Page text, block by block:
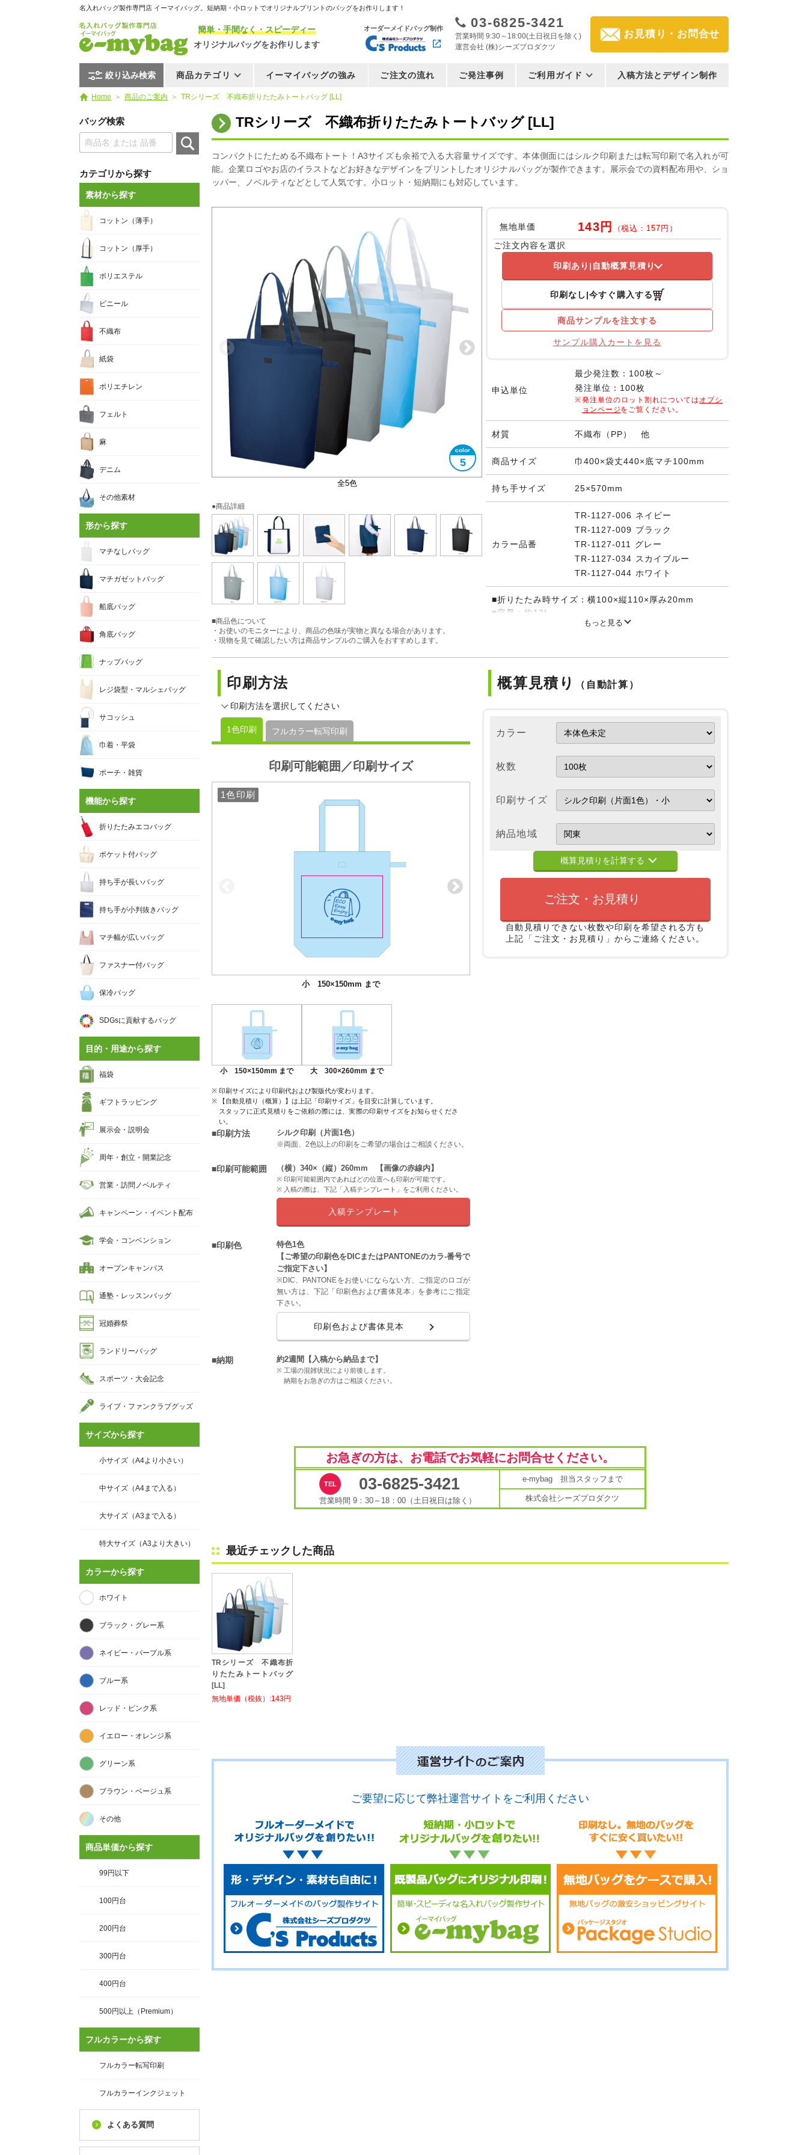
名入れバッグ製作専門店 イーマイバッグ。短納期・小ロットでオリジナルプリントのバッグをお作りします！
簡単・手間なく・スピーディー
オリジナルバッグをお作りします
オーダーメイドバッグ制作 03-6825-3421
営業時間 9:30～18:00(土日祝日を除く)
運営会社 (株)シーズプロダクツ
お見積り・お問合せ
商品カテゴリ イーマイバッグの強み ご注文の流れ ご発注事例 ご利用ガイド 入稿方法とデザイン制作
絞り込み検索
Home 商品のご案内 TRシリーズ 不織布折りたたみトートバッグ [LL]
TRシリーズ 不織布折りたたみトートバッグ [LL]
コンパクトにたためる不織布トート！A3サイズも余裕で入る大容量サイズです。本体側面にはシルク印刷または転写印刷で名入れが可
能。企業ロゴやお店のイラストなどお好きなデザインをプリントしたオリジナルバッグが製作できます。展示会での資料配布用や、ショ
ッパー、ノベルティなどとして人気です。小ロット・短納期にも対応しています。
全5色
5
A3サイズ対応
コンパクトに折りたたむことができます
大きさイメージ
●商品詳細
■商品色について
・お使いのモニターにより、商品の色味が実物と異なる場合があります。
・現物を見て確認したい方は商品サンプルのご購入をおすすめします。
無地単価 143円 （税込：157円）
ご注文内容を選択
印刷あり 自動概算見積り
印刷なし 今すぐ購入する
商品サンプルを注文する
サンプル購入カートを見る
申込単位
最少発注数：100枚～
発注単位：100枚
発注単位のロット割れについては オプシ
ョンページをご覧ください。
材質 不織布（PP） 他
商品サイズ 巾400×袋丈440×底マチ100mm
持ち手サイズ 25×570mm
カラー品番
TR-1127-006 ネイビー
TR-1127-009 ブラック
TR-1127-011 グレー
TR-1127-034 スカイブルー
TR-1127-044 ホワイト
■折りたたみ時サイズ：横100×縦110×厚み20mm
■容量：約13L
※印刷後の折りたたみ納品は承れませんのでご了承くだ
さいませ。
もっと見る
印刷方法
印刷方法を選択してください
1色印刷 フルカラー転写印刷
印刷可能範囲／印刷サイズ
1色印刷
小 150×150mm まで
1色印刷
大 300×260mm まで
小 150×150mm まで 大 300×260mm まで
印刷サイズにより印刷代および製版代が変わります。
【自動見積り（概算）】は上記「印刷サイズ」を目安に計算しています。
スタッフに正式見積りをご依頼の際には、実際の印刷サイズをお知らせくださ
い。
■印刷方法 シルク印刷（片面1色）
※両面、2色以上の印刷をご希望の場合はご相談ください。
■印刷可能範囲 （横）340×（縦）260mm 【画像の赤線内】
印刷可能範囲内であればどの位置へも印刷が可能です。
入稿の際は、下記「入稿テンプレート」をご利用ください。
入稿テンプレート
■印刷色
特色1色
【ご希望の印刷色をDICまたはPANTONEのカラ-番号で
ご指定下さい】
※DIC、PANTONEをお使いにならない方、ご指定のロゴが
無い方は、下記「印刷色および書体見本」を参考にご指定
下さい。
印刷色および書体見本
■納期 約2週間【入稿から納品まで】
工場の混雑状況により前後します。
納期をお急ぎの方はご相談ください。
概算見積り （自動計算）
カラー
枚数
印刷サイズ
納品地域
概算見積りを計算する
ご注文・お見積り
自動見積りできない枚数や印刷を希望される方も
上記「ご注文・お見積り」からご連絡ください。
お急ぎの方は、お電話でお気軽にお問合せください。
03-6825-3421
営業時間 9：30～18：00（土日祝日は除く）
e-mybag 担当スタッフまで
株式会社シーズプロダクツ
最近チェックした商品
TRシリーズ 不織布折
りたたみトートバッグ
[LL]
無地単価（税抜）:143円
ご要望に応じて弊社運営サイトをご利用ください
バッグ検索
カテゴリから探す
素材から探す
コットン（薄手）
コットン（厚手）
ポリエステル
ビニール
不織布
紙袋
ポリエチレン
フェルト
麻
デニム
その他素材
形から探す
マチなしバッグ
マチガゼットバッグ
船底バッグ
角底バッグ
ナップバッグ
レジ袋型・マルシェバッグ
サコッシュ
巾着・平袋
ポーチ・雑貨
機能から探す
折りたたみエコバッグ
ポケット付バッグ
持ち手が長いバッグ
持ち手が小判抜きバッグ
マチ幅が広いバッグ
ファスナー付バッグ
保冷バッグ
SDGsに貢献するバッグ
目的・用途から探す
福袋
ギフトラッピング
展示会・説明会
周年・創立・開業記念
営業・訪問ノベルティ
キャンペーン・イベント配布
学会・コンベンション
オープンキャンパス
通塾・レッスンバッグ
冠婚葬祭
ランドリーバッグ
スポーツ・大会記念
ライブ・ファンクラブグッズ
サイズから探す
小サイズ（A4より小さい）
中サイズ（A4まで入る）
大サイズ（A3まで入る）
特大サイズ（A3より大きい）
カラーから探す
ホワイト
ブラック・グレー系
ネイビー・パープル系
ブルー系
レッド・ピンク系
イエロー・オレンジ系
グリーン系
ブラウン・ベージュ系
その他
商品単価から探す
99円以下
100円台
200円台
300円台
400円台
500円以上（Premium）
フルカラーから探す
フルカラー転写印刷
フルカラーインクジェット
よくある質問